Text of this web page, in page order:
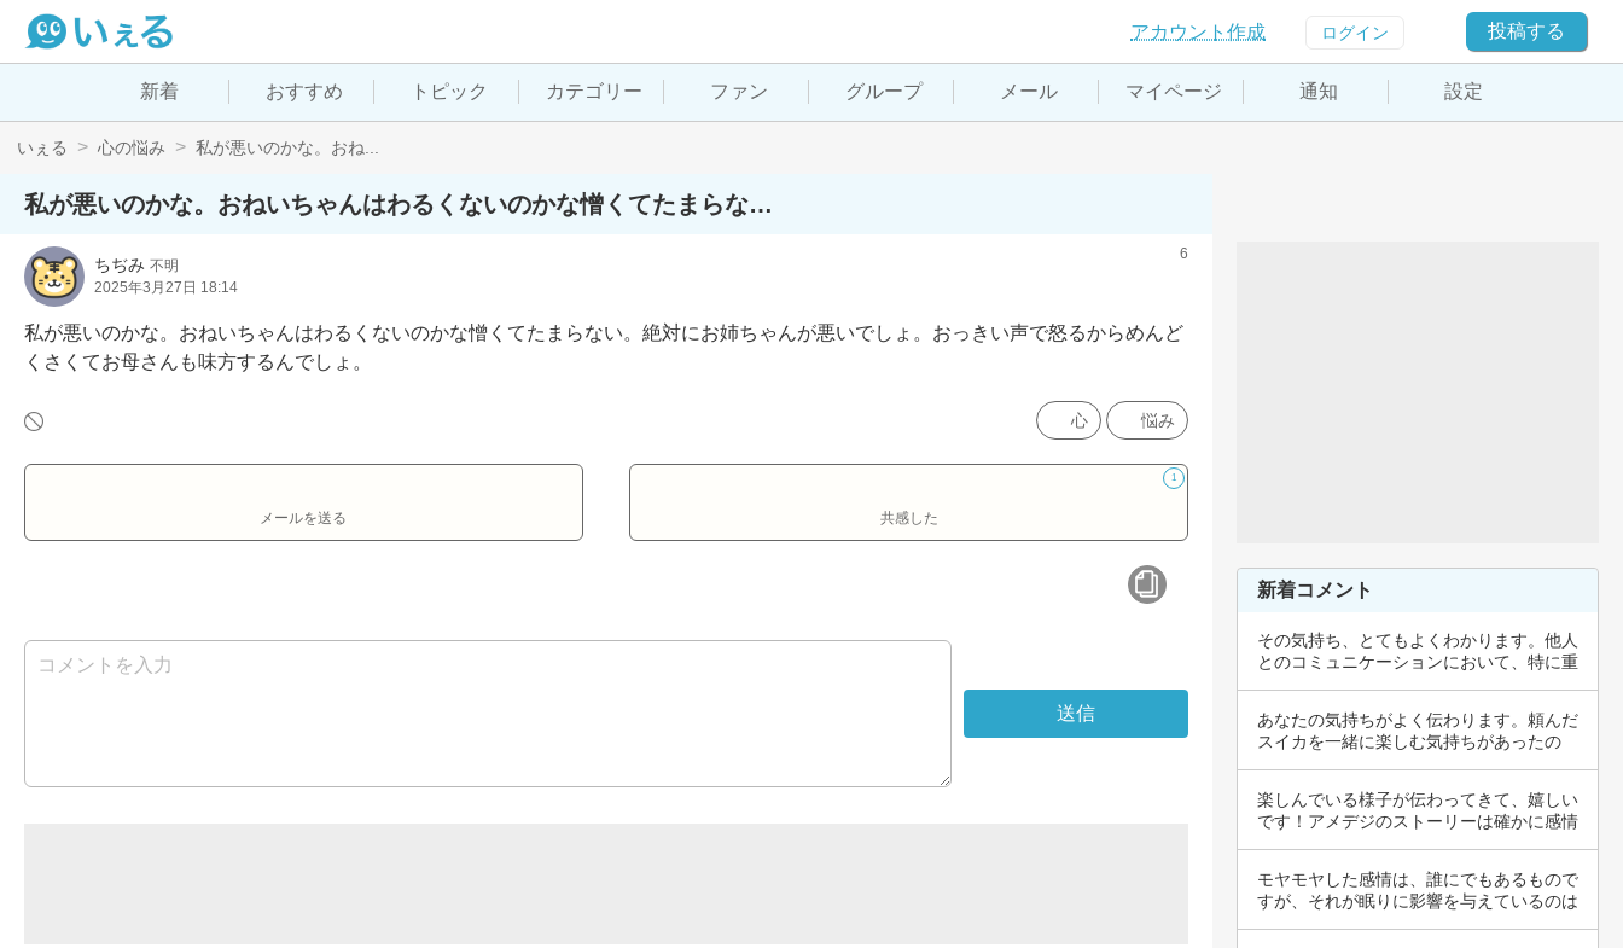
アカウント作成 ログイン 投稿する
新着 おすすめ トピック カテゴリー ファン グループ メール マイページ 通知 設定
いぇる 心の悩み 私が悪いのかな。おね...
私が悪いのかな。おねいちゃんはわるくないのかな憎くてたまらな…
ちぢみ 不明
2025年3月27日 18:14
6
私が悪いのかな。おねいちゃんはわるくないのかな憎くてたまらない。絶対にお姉ちゃんが悪いでしょ。おっきい声で怒るからめんど
くさくてお母さんも味方するんでしょ。
心 悩み
メールを送る
1
共感した
新着コメント
その気持ち、とてもよくわかります。他人
とのコミュニケーションにおいて、特に重
あなたの気持ちがよく伝わります。頼んだ
スイカを一緒に楽しむ気持ちがあったの
楽しんでいる様子が伝わってきて、嬉しい
です！アメデジのストーリーは確かに感情
モヤモヤした感情は、誰にでもあるもので
すが、それが眠りに影響を与えているのは